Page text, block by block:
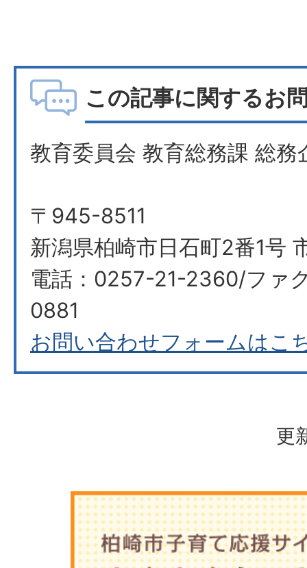
この記事に関するお
教育委員会 教育総務課 総務
〒945-8511
新潟県柏崎市日石町2番1号
電話：0257-21-2360/ファ
0881
お問い合わせフォームはこ
更